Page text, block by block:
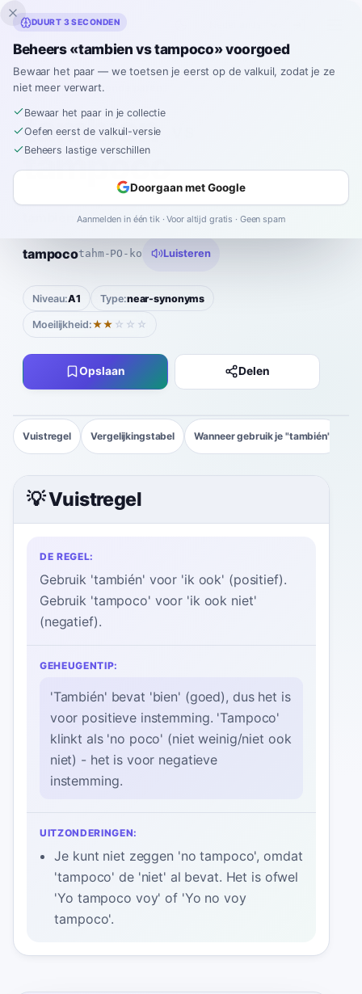
Inklingo
Spaans ›Verwarrende paren
también
tampoco
tahm-BYEHN Luisteren
tampocotahm-PO-ko Luisteren
Niveau:A1 Type:near-synonyms
Moeilijkheid:★★ ☆☆☆
Opslaan Delen
Vuistregel Vergelijkingstabel Wanneer gebruik je "también"
💡 Vuistregel
DE REGEL:
Gebruik 'también' voor 'ik ook' (positief).
Gebruik 'tampoco' voor 'ik ook niet'
(negatief).
GEHEUGENTIP:
'También' bevat 'bien' (goed), dus het is
voor positieve instemming. 'Tampoco'
klinkt als 'no poco' (niet weinig/niet ook
niet) - het is voor negatieve
instemming.
UITZONDERINGEN:
Je kunt niet zeggen 'no tampoco', omdat
'tampoco' de 'niet' al bevat. Het is ofwel
'Yo tampoco voy' of 'Yo no voy
tampoco'.
DUURT 3 SECONDEN
Beheers «tambien vs tampoco» voorgoed
Bewaar het paar — we toetsen je eerst op de valkuil, zodat je ze
niet meer verwart.
Bewaar het paar in je collectie
Oefen eerst de valkuil-versie
Beheers lastige verschillen
Doorgaan met Google
Aanmelden in één tik · Voor altijd gratis · Geen spam